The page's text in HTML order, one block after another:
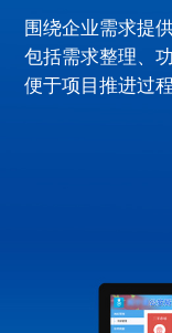
围绕企业需求提
包括需求整理、
便于项目推进过